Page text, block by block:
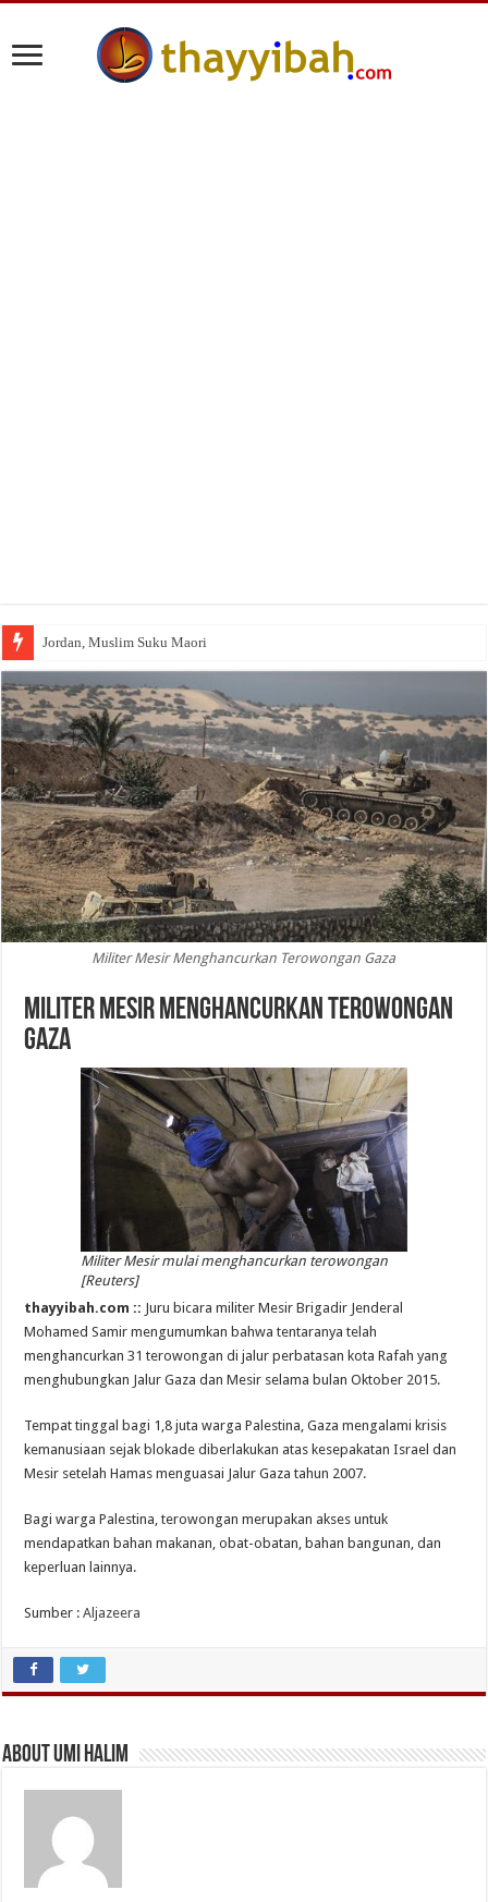
Jordan, Muslim Suku Maori
Militer Mesir Menghancurkan Terowongan Gaza
Militer Mesir Menghancurkan Terowongan
Gaza
Militer Mesir mulai menghancurkan terowongan
[Reuters]
thayyibah.com :: Juru bicara militer Mesir Brigadir Jenderal
Mohamed Samir mengumumkan bahwa tentaranya telah
menghancurkan 31 terowongan di jalur perbatasan kota Rafah yang
menghubungkan Jalur Gaza dan Mesir selama bulan Oktober 2015.
Tempat tinggal bagi 1,8 juta warga Palestina, Gaza mengalami krisis
kemanusiaan sejak blokade diberlakukan atas kesepakatan Israel dan
Mesir setelah Hamas menguasai Jalur Gaza tahun 2007.
Bagi warga Palestina, terowongan merupakan akses untuk
mendapatkan bahan makanan, obat-obatan, bahan bangunan, dan
keperluan lainnya.
Sumber :Aljazeera
About Umi Halim